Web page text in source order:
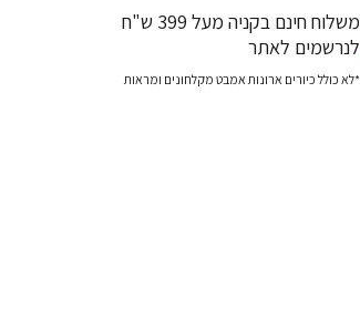
משלוח חינם בקניה מעל 399 ש"ח
לנרשמים לאתר
*לא כולל כיורים ארונות אמבט מקלחונים ומראות